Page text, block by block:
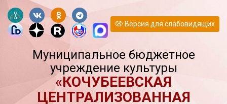
Версия для слабовидящих
Муниципальное бюджетное
учреждение культуры
«КОЧУБЕЕВСКАЯ
ЦЕНТРАЛИЗОВАННАЯ